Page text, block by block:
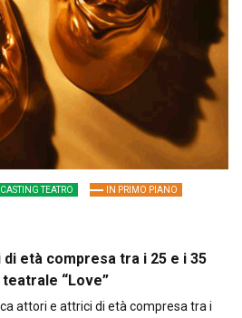
CASTING TEATRO IN PRIMO PIANO
età compresa tra i 25 e i 35
“Love”
attori e attrici di età compresa tra i